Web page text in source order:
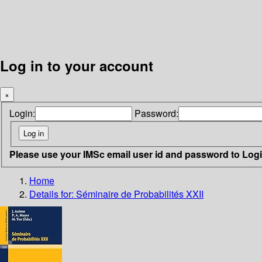
Log in to your account
×
Login: Password:
Please use your IMSc email user id and password to
Home
Details for: Séminaire de Probabilités XXII